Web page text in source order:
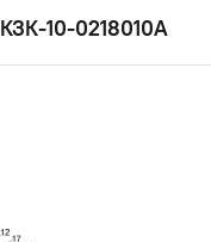
10-0218010А